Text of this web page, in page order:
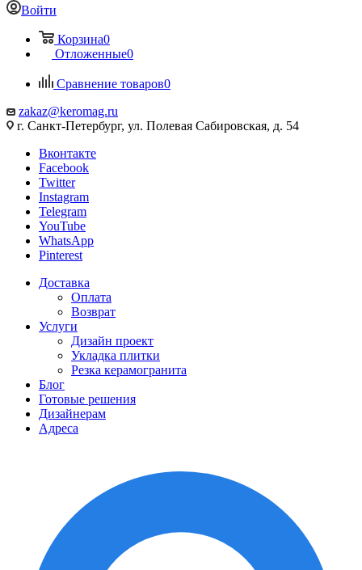
Войти
Корзина0
Отложенные0
Сравнение товаров0
zakaz@keromag.ru
г. Санкт-Петербург, ул. Полевая Сабировская, д. 54
Вконтакте
Facebook
Twitter
Instagram
Telegram
YouTube
WhatsApp
Pinterest
Доставка
Оплата
Возврат
Услуги
Дизайн проект
Укладка плитки
Резка керамогранита
Блог
Готовые решения
Дизайнерам
Адреса